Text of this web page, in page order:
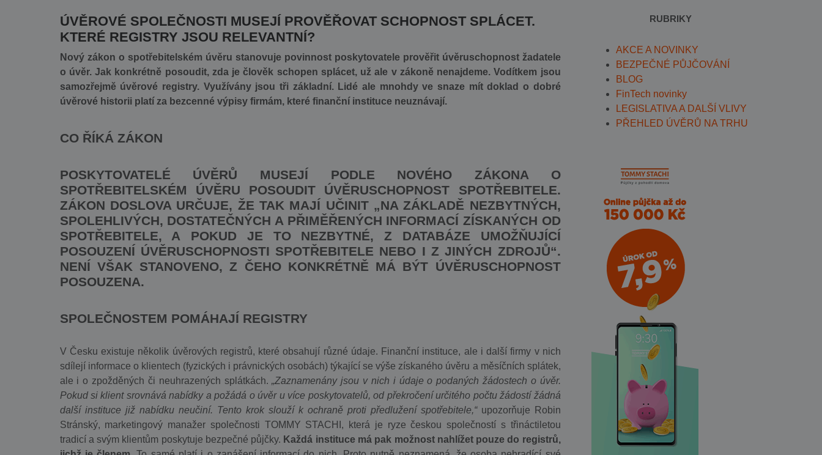
ÚVĚROVÉ SPOLEČNOSTI MUSEJÍ PROVĚŘOVAT SCHOPNOST SPLÁCET.
KTERÉ REGISTRY JSOU RELEVANTNÍ?
Nový zákon o spotřebitelském úvěru stanovuje povinnost poskytovatele prověřit úvěruschopnost žadatele
o úvěr. Jak konkrétně posoudit, zda je člověk schopen splácet, už ale v zákoně nenajdeme. Vodítkem jsou
samozřejmě úvěrové registry. Využívány jsou tři základní. Lidé ale mnohdy ve snaze mít doklad o dobré
úvěrové historii platí za bezcenné výpisy firmám, které finanční instituce neuznávají.
CO ŘÍKÁ ZÁKON
POSKYTOVATELÉ ÚVĚRŮ MUSEJÍ PODLE NOVÉHO ZÁKONA O
SPOTŘEBITELSKÉM ÚVĚRU POSOUDIT ÚVĚRUSCHOPNOST SPOTŘEBITELE.
ZÁKON DOSLOVA URČUJE, ŽE TAK MAJÍ UČINIT „NA ZÁKLADĚ NEZBYTNÝCH,
SPOLEHLIVÝCH, DOSTATEČNÝCH A PŘIMĚŘENÝCH INFORMACÍ ZÍSKANÝCH OD
SPOTŘEBITELE, A POKUD JE TO NEZBYTNÉ, Z DATABÁZE UMOŽŇUJÍCÍ
POSOUZENÍ ÚVĚRUSCHOPNOSTI SPOTŘEBITELE NEBO I Z JINÝCH ZDROJŮ“.
NENÍ VŠAK STANOVENO, Z ČEHO KONKRÉTNĚ MÁ BÝT ÚVĚRUSCHOPNOST
POSOUZENA.
SPOLEČNOSTEM POMÁHAJÍ REGISTRY
V Česku existuje několik úvěrových registrů, které obsahují různé údaje. Finanční instituce, ale i další firmy v nich
sdílejí informace o klientech (fyzických i právnických osobách) týkající se výše získaného úvěru a měsíčních splátek,
ale i o zpožděných či neuhrazených splátkách.„Zaznamenány jsou v nich i údaje o podaných žádostech o úvěr.
Pokud si klient srovnává nabídky a požádá o úvěr u více poskytovatelů, od překročení určitého počtu žádostí žádná
další instituce již nabídku neučiní. Tento krok slouží k ochraně proti předlužení spotřebitele,“upozorňuje Robin
Stránský, marketingový manažer společnosti TOMMY STACHI, která je ryze českou společností s třináctiletou
tradicí a svým klientům poskytuje bezpečné půjčky. Každá instituce má pak možnost nahlížet pouze do registrů,
RUBRIKY
AKCE A NOVINKY
BEZPEČNÉ PŮJČOVÁNÍ
BLOG
FinTech novinky
LEGISLATIVA A DALŠÍ VLIVY
PŘEHLED ÚVĚRŮ NA TRHU